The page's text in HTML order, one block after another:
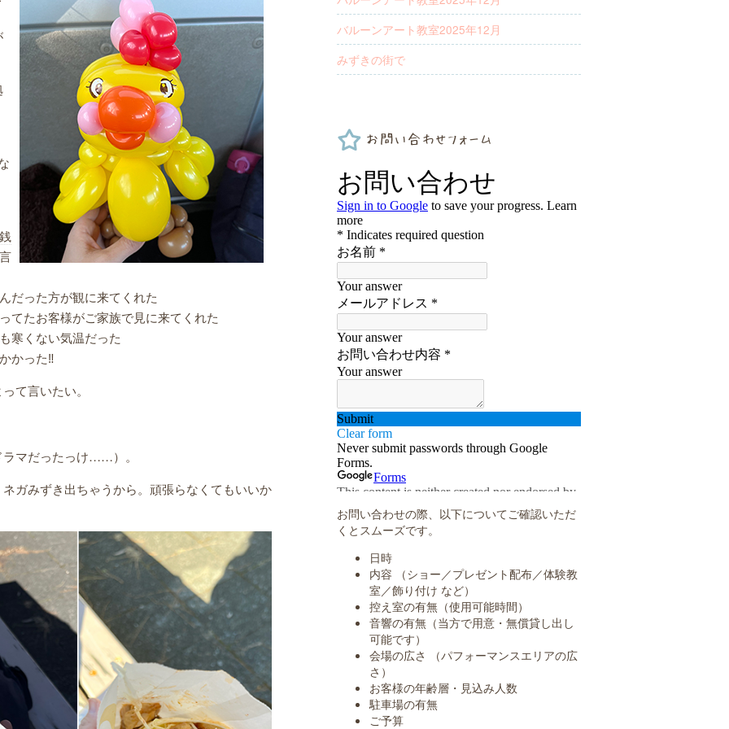
だった方が観に来てくれた
てたお客様がご家族で見に来てくれた
寒くない気温だった
かった‼️
て言いたい。
マだったっけ……）。
ガみずき出ちゃうから。頑張らなくてもいいか
バルーンアート教室2025年12月
みずきの街で
お問い合わせフォーム
お問い合わせの際、以下についてご確認いただ
くとスムーズです。
日時
内容 （ショー／プレゼント配布／体験教
室／飾り付け など）
控え室の有無（使用可能時間）
音響の有無（当方で用意・無償貸し出し
可能です）
会場の広さ （パフォーマンスエリアの広
さ）
お客様の年齢層・見込み人数
駐車場の有無
ご予算